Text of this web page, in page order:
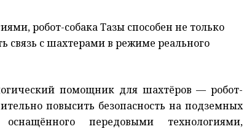
робот-собака Тазы способен не только
связь с шахтерами в режиме реального
помощник для шахтёров — робот-
повысить безопасность на подземных
передовыми технологиями,